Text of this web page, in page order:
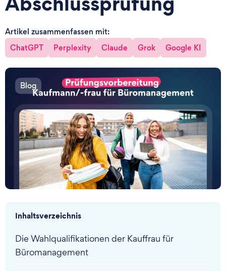
Artikel zusammenfassen mit:
ChatGPT
Perplexity Claude Grok Google KI
Blog
Inhaltsverzeichnis
Die Wahlqualifikationen der Kauffrau für
Büromanagement